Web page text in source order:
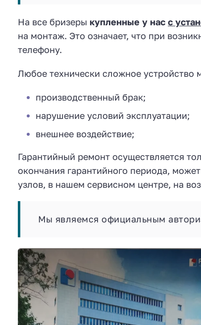
На все бризеры купленные у нас с
на монтаж. Это означает, что при
телефону.
Любое технически сложное устройство
производственный брак;
нарушение условий эксплуатации;
внешнее воздействие;
Гарантийный ремонт осуществляется
окончания гарантийного периода,
узлов, в нашем сервисном центре, на
Мы являемся официальным